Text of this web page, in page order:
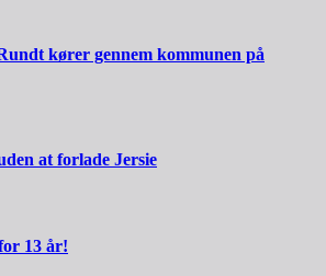
kører gennem kommunen på
at forlade Jersie
13 år!